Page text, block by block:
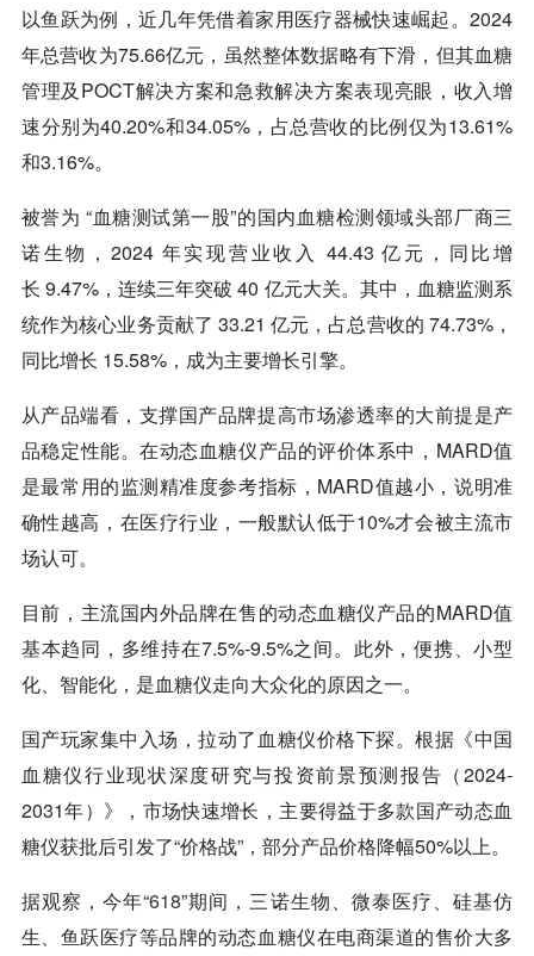
以鱼跃为例，近几年凭借着家用医疗器械快速崛起。2024
年总营收为75.66亿元，虽然整体数据略有下滑，但其血糖
管理及POCT解决方案和急救解决方案表现亮眼，收入增
速分别为40.20%和34.05%，占总营收的比例仅为13.61%
和3.16%。
被誉为 “血糖测试第一股”的国内血糖检测领域头部厂商三
诺生物，2024 年实现营业收入 44.43 亿元，同比增
长 9.47%，连续三年突破 40 亿元大关。其中，血糖监测系
统作为核心业务贡献了 33.21 亿元，占总营收的 74.73%，
同比增长 15.58%，成为主要增长引擎。
从产品端看，支撑国产品牌提高市场渗透率的大前提是产
品稳定性能。在动态血糖仪产品的评价体系中，MARD值
是最常用的监测精准度参考指标，MARD值越小，说明准
确性越高，在医疗行业，一般默认低于10%才会被主流市
场认可。
目前，主流国内外品牌在售的动态血糖仪产品的MARD值
基本趋同，多维持在7.5%-9.5%之间。此外，便携、小型
化、智能化，是血糖仪走向大众化的原因之一。
国产玩家集中入场，拉动了血糖仪价格下探。根据《中国
血糖仪行业现状深度研究与投资前景预测报告（2024-
2031年）》，市场快速增长，主要得益于多款国产动态血
糖仪获批后引发了“价格战”，部分产品价格降幅50%以上。
据观察，今年“618”期间，三诺生物、微泰医疗、硅基仿
生、鱼跃医疗等品牌的动态血糖仪在电商渠道的售价大多